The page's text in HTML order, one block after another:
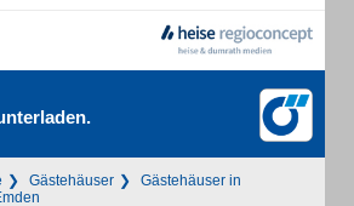
Gästehäuser
Gästehäuser in